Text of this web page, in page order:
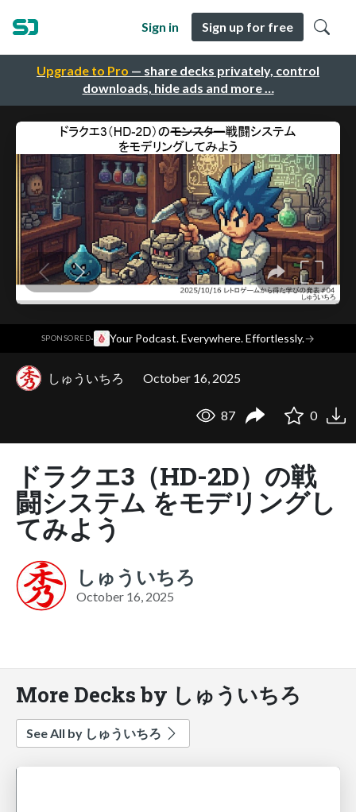
Upgrade to Pro — share decks privately, control
downloads, hide ads and more …
Sign in Sign up for free
SPONSORED· Your Podcast. Everywhere. Effortlessly.→
しゅういちろ October 16, 2025
87 0
ドラクエ3（HD-2D）の戦
闘システム をモデリングし
てみよう
しゅういちろ
October 16, 2025
More Decks by しゅういちろ
See All by しゅういちろ